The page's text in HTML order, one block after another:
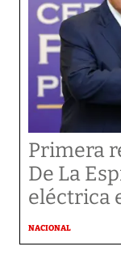
Primera
De La
eléctrica
NACIONAL